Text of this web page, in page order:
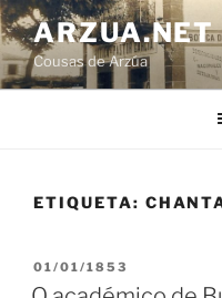
Ir
o
contido
ARZUA.NET
Cousas de Arzúa
ETIQUETA:
PUBLICADO
EN
01/01/1853